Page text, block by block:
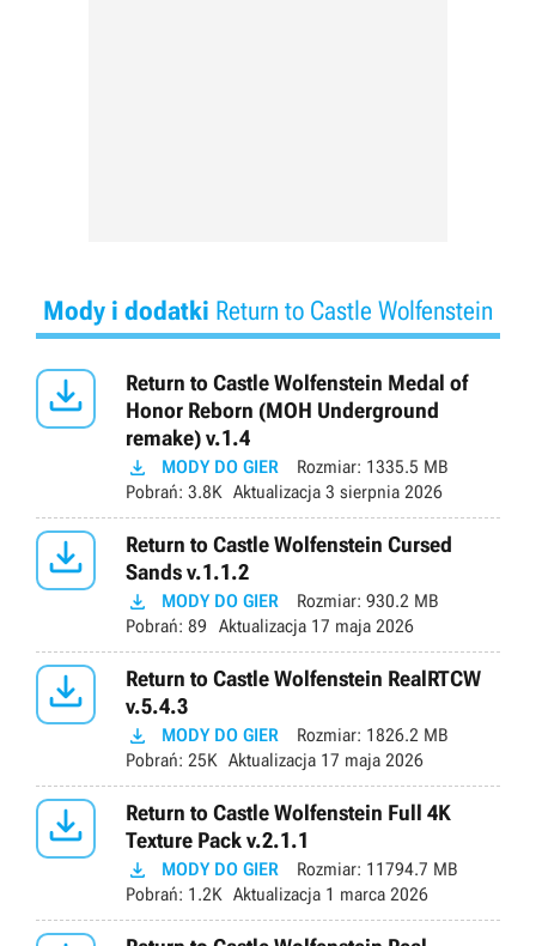
Mody i dodatki Return to Castle Wolfenstein

Return to Castle Wolfenstein Medal of
Honor Reborn (MOH Underground
remake) v.1.4
 MODY DO GIER Rozmiar: 1335.5 MB
Pobrań: 3.8K Aktualizacja 3 sierpnia 2026

Return to Castle Wolfenstein Cursed
Sands v.1.1.2
 MODY DO GIER Rozmiar: 930.2 MB
Pobrań: 89 Aktualizacja 17 maja 2026

Return to Castle Wolfenstein RealRTCW
v.5.4.3
 MODY DO GIER Rozmiar: 1826.2 MB
Pobrań: 25K Aktualizacja 17 maja 2026

Return to Castle Wolfenstein Full 4K
Texture Pack v.2.1.1
 MODY DO GIER Rozmiar: 11794.7 MB
Pobrań: 1.2K Aktualizacja 1 marca 2026